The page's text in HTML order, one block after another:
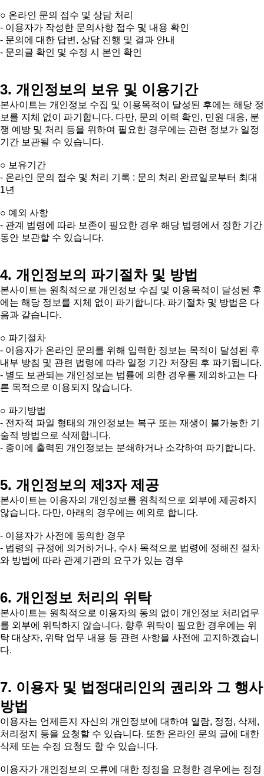
○ 온라인 문의 접수 및 상담 처리
- 이용자가 작성한 문의사항 접수 및 내용 확인
- 문의에 대한 답변, 상담 진행 및 결과 안내
- 문의글 확인 및 수정 시 본인 확인
3. 개인정보의 보유 및 이용기간
본사이트는 개인정보 수집 및 이용목적이 달성된 후에는 해당 정
보를 지체 없이 파기합니다. 다만, 문의 이력 확인, 민원 대응, 분
쟁 예방 및 처리 등을 위하여 필요한 경우에는 관련 정보가 일정
기간 보관될 수 있습니다.
○ 보유기간
- 온라인 문의 접수 및 처리 기록 : 문의 처리 완료일로부터 최대
1년
○ 예외 사항
- 관계 법령에 따라 보존이 필요한 경우 해당 법령에서 정한 기간
동안 보관할 수 있습니다.
4. 개인정보의 파기절차 및 방법
본사이트는 원칙적으로 개인정보 수집 및 이용목적이 달성된 후
에는 해당 정보를 지체 없이 파기합니다. 파기절차 및 방법은 다
음과 같습니다.
○ 파기절차
- 이용자가 온라인 문의를 위해 입력한 정보는 목적이 달성된 후
내부 방침 및 관련 법령에 따라 일정 기간 저장된 후 파기됩니다.
- 별도 보관되는 개인정보는 법률에 의한 경우를 제외하고는 다
른 목적으로 이용되지 않습니다.
○ 파기방법
- 전자적 파일 형태의 개인정보는 복구 또는 재생이 불가능한 기
술적 방법으로 삭제합니다.
- 종이에 출력된 개인정보는 분쇄하거나 소각하여 파기합니다.
5. 개인정보의 제3자 제공
본사이트는 이용자의 개인정보를 원칙적으로 외부에 제공하지
않습니다. 다만, 아래의 경우에는 예외로 합니다.
- 이용자가 사전에 동의한 경우
- 법령의 규정에 의거하거나, 수사 목적으로 법령에 정해진 절차
와 방법에 따라 관계기관의 요구가 있는 경우
6. 개인정보 처리의 위탁
본사이트는 원칙적으로 이용자의 동의 없이 개인정보 처리업무
를 외부에 위탁하지 않습니다. 향후 위탁이 필요한 경우에는 위
탁 대상자, 위탁 업무 내용 등 관련 사항을 사전에 고지하겠습니
다.
7. 이용자 및 법정대리인의 권리와 그 행사
방법
이용자는 언제든지 자신의 개인정보에 대하여 열람, 정정, 삭제,
처리정지 등을 요청할 수 있습니다. 또한 온라인 문의 글에 대한
삭제 또는 수정 요청도 할 수 있습니다.
이용자가 개인정보의 오류에 대한 정정을 요청한 경우에는 정정